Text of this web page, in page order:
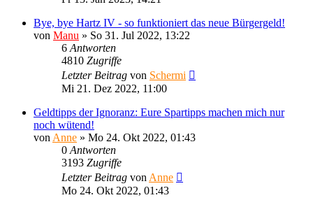
Bye, bye Hartz IV - so funktioniert das neue Bürgergeld!
von Manu » So 31. Jul 2022, 13:22
6 Antworten
4810 Zugriffe
Letzter Beitrag von Schermi
Mi 21. Dez 2022, 11:00
Geldtipps der Ignoranz: Eure Spartipps machen mich nur
noch wütend!
von Anne » Mo 24. Okt 2022, 01:43
0 Antworten
3193 Zugriffe
Letzter Beitrag von Anne
Mo 24. Okt 2022, 01:43